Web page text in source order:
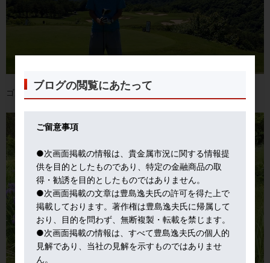
ゴルフ場内の湿原には菖蒲も。
ブログの閲覧にあたって
ご留意事項
●次画面掲載の情報は、貴金属市況に関する情報提
供を目的としたものであり、特定の金融商品の取
得・勧誘を目的としたものではありません。
●次画面掲載の文章は豊島逸夫氏の許可を得た上で
掲載しております。著作権は豊島逸夫氏に帰属して
おり、目的を問わず、無断複製・転載を禁じます。
●次画面掲載の情報は、すべて豊島逸夫氏の個人的
見解であり、当社の見解を示すものではありませ
ん。